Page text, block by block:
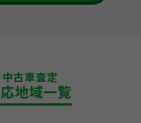
古車査定
地域一覧